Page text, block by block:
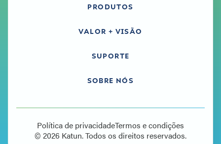
PRODUTOS
VALOR + VISÃO
SUPORTE
SOBRE NÓS
© 2026 Katun. Todos os direitos reservados.
Política de privacidadeTermos e condições